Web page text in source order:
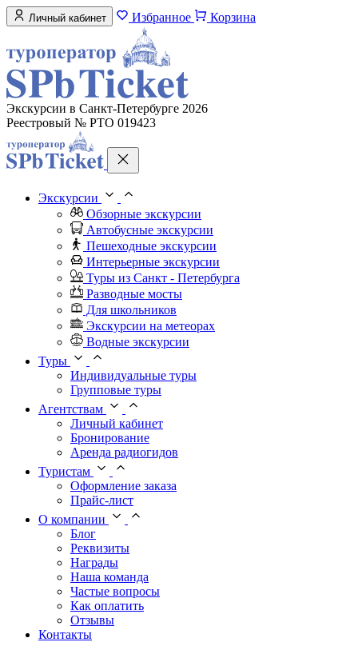
Личный кабинет Избранное Корзина
Экскурсии в Санкт-Петербурге 2026
Реестровый № РТО 019423
Экскурсии
Обзорные экскурсии
Автобусные экскурсии
Пешеходные экскурсии
Интерьерные экскурсии
Туры из Санкт - Петербурга
Разводные мосты
Для школьников
Экскурсии на метеорах
Водные экскурсии
Туры
Индивидуальные туры
Групповые туры
Агентствам
Личный кабинет
Бронирование
Аренда радиогидов
Туристам
Оформление заказа
Прайс-лист
О компании
Блог
Реквизиты
Награды
Наша команда
Частые вопросы
Как оплатить
Отзывы
Контакты